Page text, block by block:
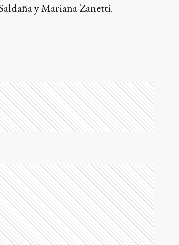
y Mariana Zanetti.